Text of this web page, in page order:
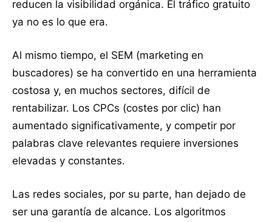
reducen la visibilidad orgánica. El tráfico gratuito
ya no es lo que era.
Al mismo tiempo, el SEM (marketing en
buscadores) se ha convertido en una herramienta
costosa y, en muchos sectores, difícil de
rentabilizar. Los CPCs (costes por clic) han
aumentado significativamente, y competir por
palabras clave relevantes requiere inversiones
elevadas y constantes.
Las redes sociales, por su parte, han dejado de
ser una garantía de alcance. Los algoritmos